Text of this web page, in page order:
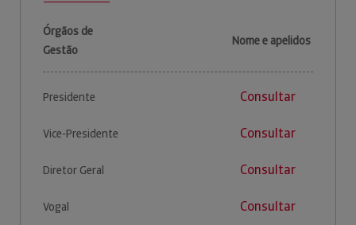
Órgãos de
Gestão
Nome e apelidos
Presidente Consultar
Vice-Presidente Consultar
Diretor Geral Consultar
Vogal Consultar